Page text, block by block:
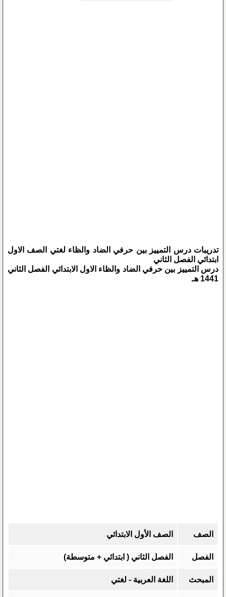
تدريبات درس التمييز بين حرفي الضاد والظاء لغتي الصف الاول
ابتدائي الفصل الثاني
درس التمييز بين حرفي الضاد والظاء الاول الابتدائي الفصل الثاني
1441 هـ
الصف الصف الأول الابتدائي
الفصل الفصل الثاني ( ابتدائي + متوسطة)
المبحث اللغة العربية - لغتي